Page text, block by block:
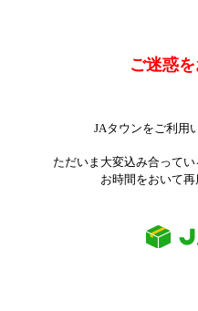
ご迷惑
JAタウンをご利用
ただいま大変込み合って
お時間をおいて